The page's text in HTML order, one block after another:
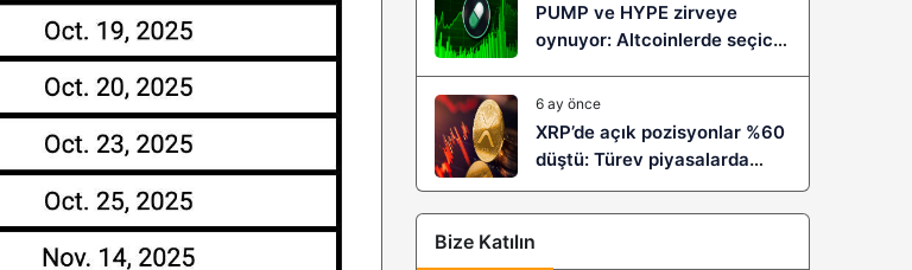
PUMP ve HYPE zirveye
oynuyor: Altcoinlerde seçici
6 ay önce
XRP’de açık pozisyonlar %60
düştü: Türev piyasalarda
kaldıraç temizliği yeni bir
trendin habercisi mi?
Bize Katılın